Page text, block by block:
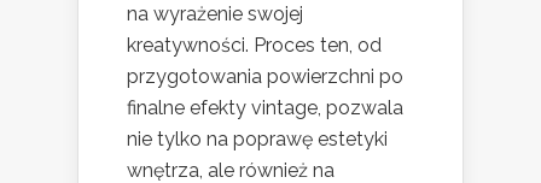
na wyrażenie swojej
kreatywności. Proces ten, od
przygotowania powierzchni po
finalne efekty vintage, pozwala
nie tylko na poprawę estetyki
wnętrza, ale również na